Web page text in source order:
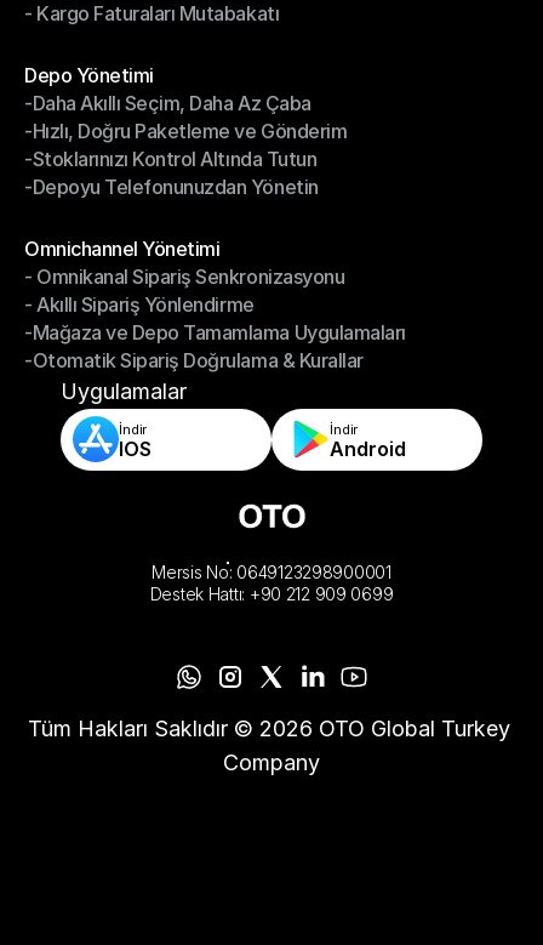
-Kargo Performans Yönetimi
- Kargo Faturaları Mutabakatı
Depo Yönetimi
Depo Yönetimi
-Daha Akıllı Seçim, Daha Az Çaba
-Daha Akıllı Seçim, Daha Az Çaba
-Hızlı, Doğru Paketleme ve Gönderim
-Hızlı, Doğru Paketleme ve Gönderim
-Stoklarınızı Kontrol Altında Tutun
-Stoklarınızı Kontrol Altında Tutun
-Depoyu Telefonunuzdan Yönetin
Omnichannel Yönetimi
Omnichannel Yönetimi
- Omnikanal Sipariş Senkronizasyonu
- Omnikanal Sipariş Senkronizasyonu
- Akıllı Sipariş Yönlendirme
- Akıllı Sipariş Yönlendirme
-Mağaza ve Depo Tamamlama Uygulamaları
-Mağaza ve Depo Tamamlama Uygulamaları
-Otomatik Sipariş Doğrulama & Kurallar
-Otomatik Sipariş Doğrulama & Kurallar
Uygulamalar
İndir
IOS
İndir
Android
Mersis No: 0649123298900001
Destek Hattı: +90 212 909 0699
Tüm Hakları Saklıdır © 2026 OTO Global Turkey
Company